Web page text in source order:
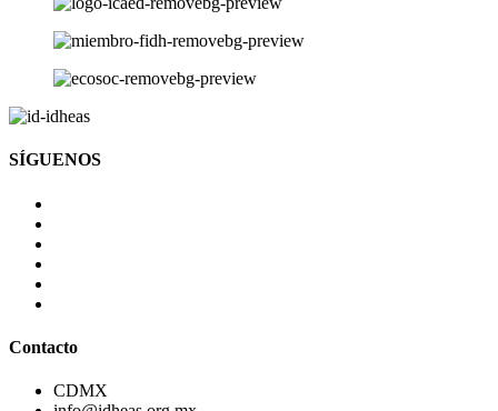
SÍGUENOS
Contacto
CDMX